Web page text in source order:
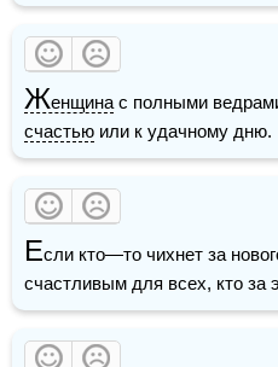
Женщина с полными
счастью или к удачному дню.
Если кто—то чихнет за
счастливым для всех, кто за